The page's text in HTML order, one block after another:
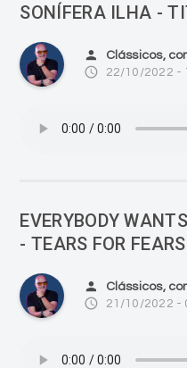
SONÍFERA ILHA -
person Clássicos,
access_time 22/10/2022 -
EVERYBODY
- TEARS FOR FEARS
person Clássicos,
access_time 21/10/2022 -